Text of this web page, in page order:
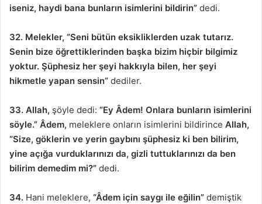
iseniz, haydi bana bunların isimlerini bildirin” dedi.
32. Melekler, “Seni bütün eksikliklerden uzak tutarız.
Senin bize öğrettiklerinden başka bizim hiçbir bilgimiz
yoktur. Şüphesiz her şeyi hakkıyla bilen, her şeyi
hikmetle yapan sensin” dediler.
33. Allah, şöyle dedi: “Ey Âdem! Onlara bunların isimlerini
söyle.” Âdem, meleklere onların isimlerini bildirince Allah,
“Size, göklerin ve yerin gaybını şüphesiz ki ben bilirim,
yine açığa vurduklarınızı da, gizli tuttuklarınızı da ben
bilirim demedim mi?” dedi.
34. Hani meleklere, “Âdem için saygı ile eğilin” demiştik